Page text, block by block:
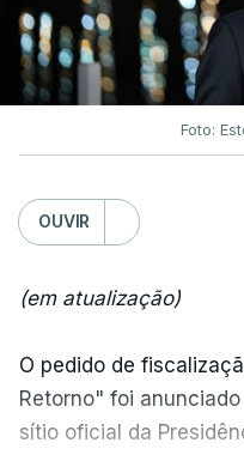
Foto:
OUVIR
(em atualização)
O pedido de
Retorno" foi
sítio oficial da